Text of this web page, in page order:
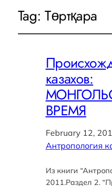
Tag:Төртқара
казахов:
ВРЕМЯ
February 12,
Антропология
Из книги
2011.Раздел 2.